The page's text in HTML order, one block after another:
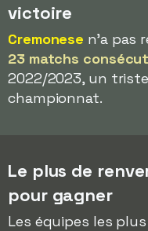
victoire
Cremonese n'a pas
23 matchs
2022/2023, un
championnat.
Le plus de
pour gagner
Les équipes les